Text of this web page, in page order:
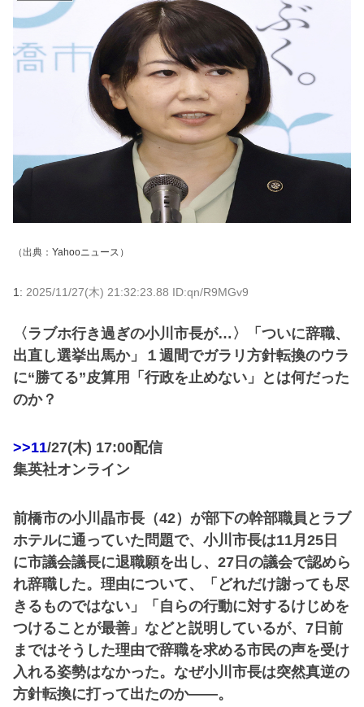
（出典： Yahooニュース ）
1: 2025/11/27(木) 21:32:23.88 ID:qn/R9MGv9
〈ラブホ行き過ぎの小川市長が…〉「ついに辞職、
出直し選挙出馬か」１週間でガラリ方針転換のウラ
に“勝てる”皮算用「行政を止めない」とは何だった
のか？
>>11/27(木) 17:00配信
集英社オンライン
前橋市の小川晶市長（42）が部下の幹部職員とラブ
ホテルに通っていた問題で、小川市長は11月25日
に市議会議長に退職願を出し、27日の議会で認めら
れ辞職した。理由について、「どれだけ謝っても尽
きるものではない」「自らの行動に対するけじめを
つけることが最善」などと説明しているが、7日前
まではそうした理由で辞職を求める市民の声を受け
入れる姿勢はなかった。なぜ小川市長は突然真逆の
方針転換に打って出たのか――。